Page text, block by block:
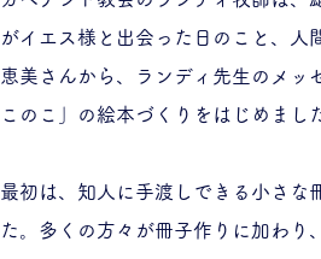
がイエス様と出会った日のこと、人
恵美さんから、ランディ先生のメ
このこ」の絵本づくりをはじめまし
最初は、知人に手渡しできる小さな
た。多くの方々が冊子作りに加わ